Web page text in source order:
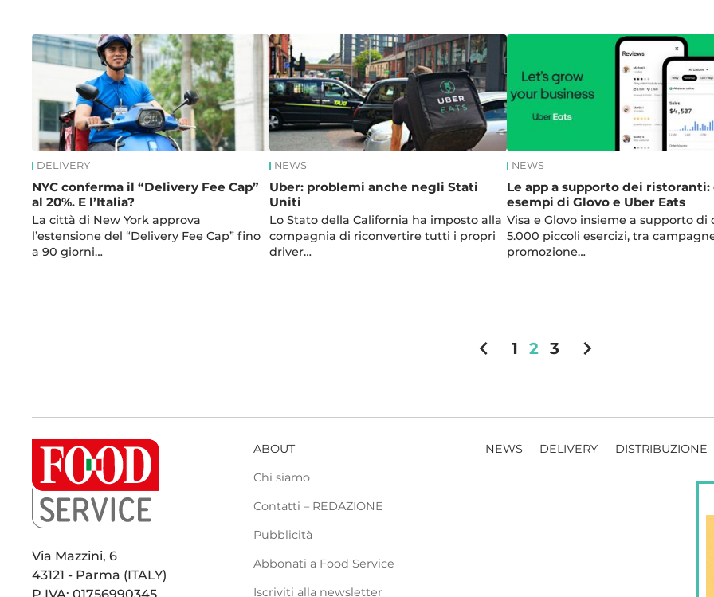
DELIVERY
NYC conferma il “Delivery Fee Cap”
al 20%. E l’Italia?
La città di New York approva
l’estensione del “Delivery Fee Cap” fino
a 90 giorni…
NEWS
Uber: problemi anche negli Stati
Uniti
Lo Stato della California ha imposto alla
compagnia di riconvertire tutti i propri
driver…
NEWS
Le app a supporto dei ristoranti:
esempi di Glovo e Uber Eats
Visa e Glovo insieme a supporto di
5.000 piccoli esercizi, tra
promozione…
chevron_left 1 2 3 chevron_right
Via Mazzini, 6
43121 - Parma (ITALY)
ABOUT
Chi siamo
Contatti – REDAZIONE
Pubblicità
Abbonati a Food Service
Iscriviti alla newsletter
NEWS DELIVERY DISTRIBUZIONE